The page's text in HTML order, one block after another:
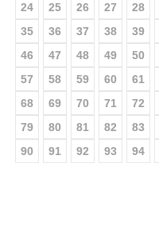
24
25 26 27 28
35
36 37 38 39
46
47 48 49 50
57
58 59 60 61
68
69 70 71 72
79
80 81 82 83
90
91 92 93 94